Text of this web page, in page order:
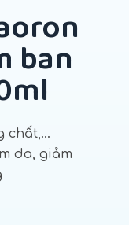
ban
chất,…
da, giảm